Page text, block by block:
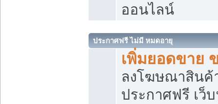
ออนไลน์
ประกาศฟรี ไม่มี หมดอายุ
เพิ่มยอดขาย
ลงโฆษณาสิน
ประกาศฟรี เว็